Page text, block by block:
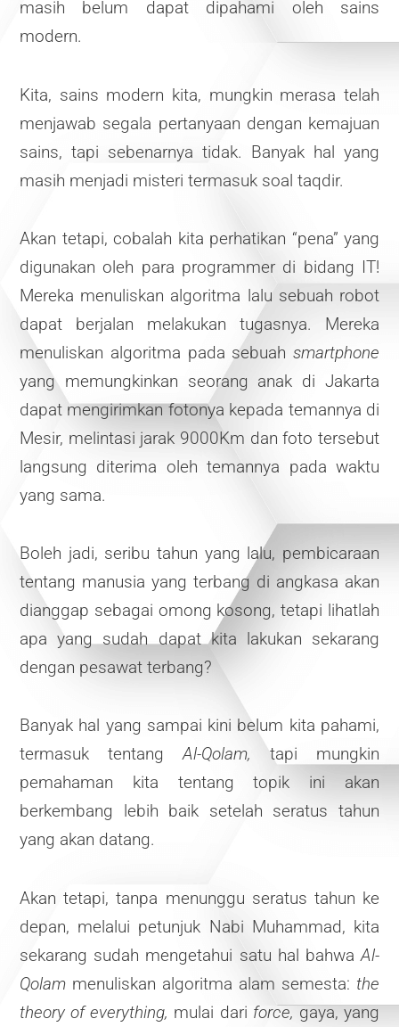
masih belum dapat dipahami oleh sains
modern.
Kita, sains modern kita, mungkin merasa telah
menjawab segala pertanyaan dengan kemajuan
sains, tapi sebenarnya tidak. Banyak hal yang
masih menjadi misteri termasuk soal taqdir.
Akan tetapi, cobalah kita perhatikan “pena” yang
digunakan oleh para programmer di bidang IT!
Mereka menuliskan algoritma lalu sebuah robot
dapat berjalan melakukan tugasnya. Mereka
menuliskan algoritma pada sebuah smartphone
yang memungkinkan seorang anak di Jakarta
dapat mengirimkan fotonya kepada temannya di
Mesir, melintasi jarak 9000Km dan foto tersebut
langsung diterima oleh temannya pada waktu
yang sama.
Boleh jadi, seribu tahun yang lalu, pembicaraan
tentang manusia yang terbang di angkasa akan
dianggap sebagai omong kosong, tetapi lihatlah
apa yang sudah dapat kita lakukan sekarang
dengan pesawat terbang?
Banyak hal yang sampai kini belum kita pahami,
termasuk tentangAl-Qolam,tapi mungkin
pemahaman kita tentang topik ini akan
berkembang lebih baik setelah seratus tahun
yang akan datang.
Akan tetapi, tanpa menunggu seratus tahun ke
depan, melalui petunjuk Nabi Muhammad, kita
sekarang sudah mengetahui satu hal bahwa Al-
Qolam menuliskan algoritma alam semesta: the
theory of everything, mulai dari force,gaya, yang